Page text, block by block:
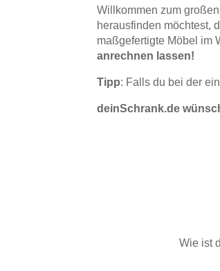
Willkommen zum
herausfinden möchtest,
maßgefertigte Möbel im
anrechnen lassen!
Tipp: Falls du bei der
deinSchrank.de
Wie ist
Sofas & Schlafsofas